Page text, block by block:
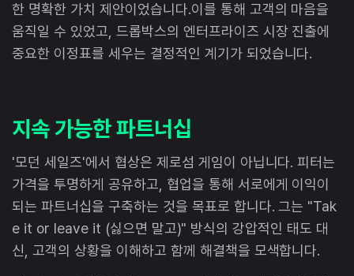
한 명확한 가치 제안이었습니다.이를 통해 고객의 마음을
움직일 수 있었고, 드롭박스의 엔터프라이즈 시장 진출에
중요한 이정표를 세우는 결정적인 계기가 되었습니다.
지속 가능한 파트너십
'모던 세일즈'에서 협상은 제로섬 게임이 아닙니다. 피터는
가격을 투명하게 공유하고, 협업을 통해 서로에게 이익이
되는 파트너십을 구축하는 것을 목표로 합니다. 그는 "Tak
e it or leave it (싫으면 말고)" 방식의 강압적인 태도 대
신, 고객의 상황을 이해하고 함께 해결책을 모색합니다.